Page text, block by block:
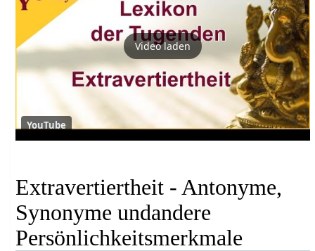
Video laden
YouTube
Extravertiertheit - Antonyme,
Synonyme undandere
Persönlichkeitsmerkmale